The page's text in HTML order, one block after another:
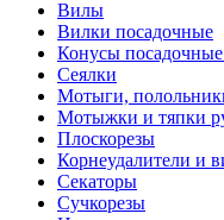
Вилы
Вилки посадочные
Конусы посадочные
Сеялки
Мотыги,
Мотыжки и тяпки
Плоскорезы
Корнеудалители и
Секаторы
Сучкорезы